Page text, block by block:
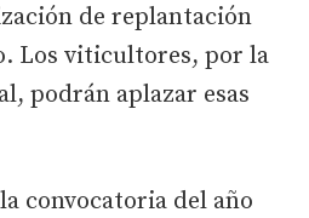
de replantación
Los viticultores, por la
podrán aplazar esas
convocatoria del año